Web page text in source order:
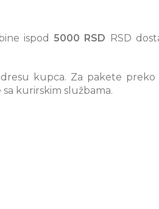
ispod5000 RSD RSD
kupca. Za pakete
kurirskim službama.